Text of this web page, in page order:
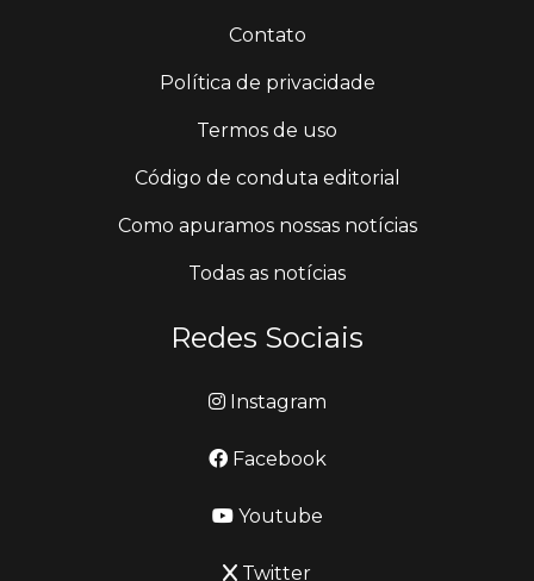
Contato
Política de privacidade
Termos de uso
Código de conduta editorial
Como apuramos nossas notícias
Todas as notícias
Redes Sociais
Instagram
Facebook
Youtube
Twitter